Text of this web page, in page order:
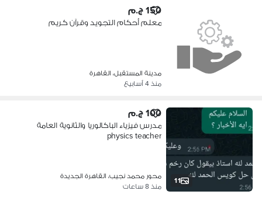
150 ج.م
معلم أحكام التجويد وقرآن كريم
مدينة المستقبل، القاهرة
منذ 4 أسابيع
11
100 ج.م
مدرس فيزياء الباكالوريا والثانوية العامة
physics teacher
محور محمد نجيب، القاهرة الجديدة
منذ 8 ساعات